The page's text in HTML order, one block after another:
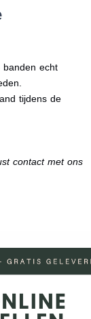
echt
tijdens de
contact met ons